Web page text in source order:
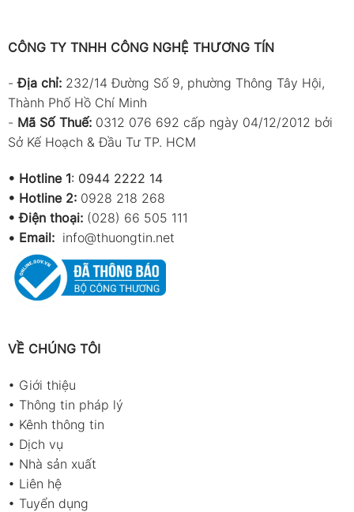
CÔNG TY TNHH CÔNG NGHỆ THƯƠNG TÍN
-Địa chỉ: 232/14 Đường Số 9, phường Thông Tây Hội,
Thành Phố Hồ Chí Minh
- Mã Số Thuế: 0312 076 692 cấp ngày 04/12/2012 bởi
Sở Kế Hoạch & Đầu Tư TP. HCM
• Hotline 1: 0944 2222 14
• Hotline 2: 0928 218 268
• Điện thoại: (028) 66 505 111
• Email: info@thuongtin.net
VỀ CHÚNG TÔI
• Giới thiệu
• Thông tin pháp lý
• Kênh thông tin
• Dịch vụ
• Nhà sản xuất
• Liên hệ
• Tuyển dụng